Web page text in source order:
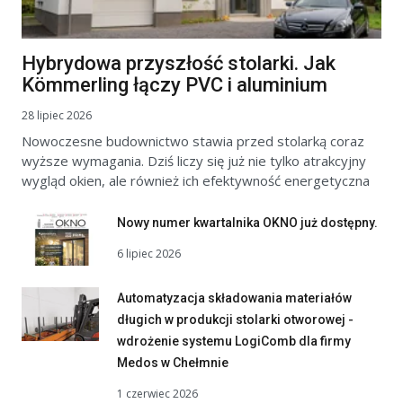
Hybrydowa przyszłość stolarki. Jak
Kömmerling łączy PVC i aluminium
28 lipiec 2026
Nowoczesne budownictwo stawia przed stolarką coraz
wyższe wymagania. Dziś liczy się już nie tylko atrakcyjny
wygląd okien, ale również ich efektywność energetyczna
Nowy numer kwartalnika OKNO już dostępny.
6 lipiec 2026
Automatyzacja składowania materiałów
długich w produkcji stolarki otworowej -
wdrożenie systemu LogiComb dla firmy
Medos w Chełmnie
1 czerwiec 2026